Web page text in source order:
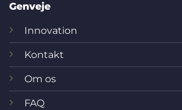
Genveje
Innovation
Kontakt
Om os
FAQ